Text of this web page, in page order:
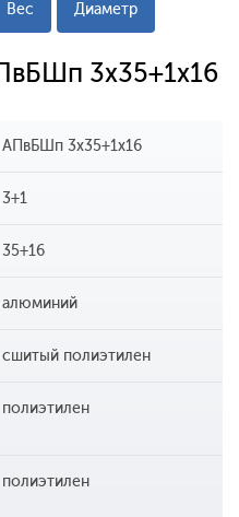
Вес Диаметр
3x35+1x16
АПвБШп 3x35+1x16
3+1
35+16
алюминий
сшитый полиэтилен
полиэтилен
полиэтилен